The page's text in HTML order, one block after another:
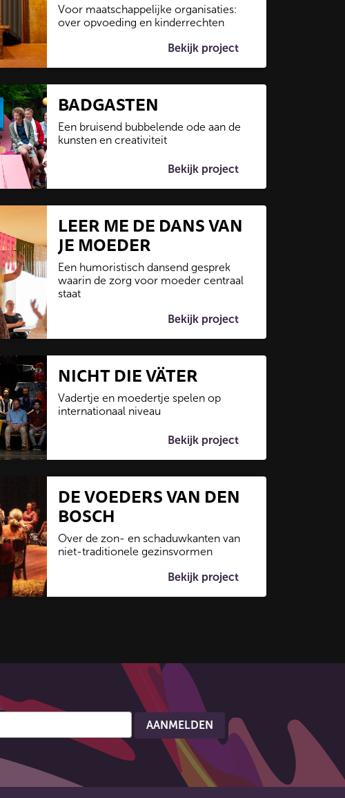
Voor maatschappelijke organisaties:
over opvoeding en kinderrechten
Bekijk project
BADGASTEN
Een bruisend bubbelende ode aan de
kunsten en creativiteit
Bekijk project
LEER ME DE DANS VAN
JE MOEDER
Een humoristisch dansend gesprek
waarin de zorg voor moeder centraal
staat
Bekijk project
NICHT DIE VÄTER
Vadertje en moedertje spelen op
internationaal niveau
Bekijk project
DE VOEDERS VAN DEN
BOSCH
Over de zon- en schaduwkanten van
niet-traditionele gezinsvormen
Bekijk project